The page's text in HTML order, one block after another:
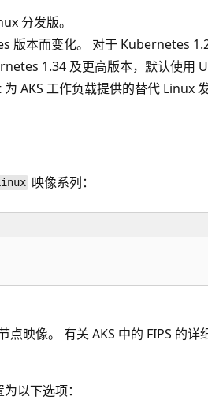
分发版。
版本而变化。 对于 Kubernetes
1.34 及更高版本，默认使用
AKS 工作负载提供的替代 Linux
映像系列：
映像。 有关 AKS 中的 FIPS 的详
以下选项：